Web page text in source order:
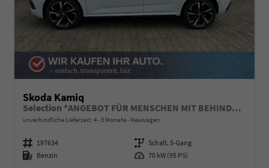
Skoda Kamiq
Selection *ANGEBOT FÜR MENSCHEN MIT BEHINDERUNG AB 50%! 1.0 TSI 95PS, Klimaanlage, Sitzheizung, Parksensoren hinten, LED-Scheinwerfer, Tempomat, Infotainment 8", Virtual Cockpit Nebelscheinwerfer, Dachreling
unverbindliche Lieferzeit: 4 - 5 Monate Neuwagen
Fahrzeugnummer 197634 Getriebe Schalt. 5-Gang
Kraftstoff Benzin Leistung 70 kW (95 PS)